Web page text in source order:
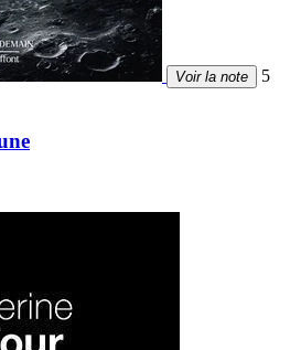
Voir la note
5